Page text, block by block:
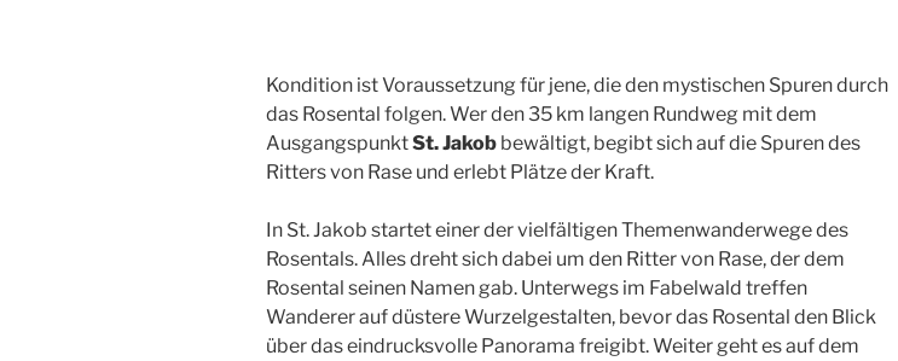
Kondition ist Voraussetzung für jene, die den mystischen Spuren durch
das Rosental folgen. Wer den 35 km langen Rundweg mit dem
AusgangspunktSt. Jakob bewältigt, begibt sich auf die Spuren des
Ritters von Rase und erlebt Plätze der Kraft.
In St. Jakob startet einer der vielfältigen Themenwanderwege des
Rosentals. Alles dreht sich dabei um den Ritter von Rase, der dem
Rosental seinen Namen gab. Unterwegs im Fabelwald treffen
Wanderer auf düstere Wurzelgestalten, bevor das Rosental den Blick
über das eindrucksvolle Panorama freigibt. Weiter geht es auf dem